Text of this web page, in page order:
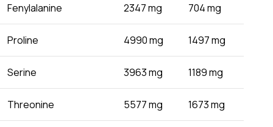
Fenylalanine 2347 mg 704 mg
Proline 4990 mg 1497 mg
Serine 3963 mg 1189 mg
Threonine 5577 mg 1673 mg